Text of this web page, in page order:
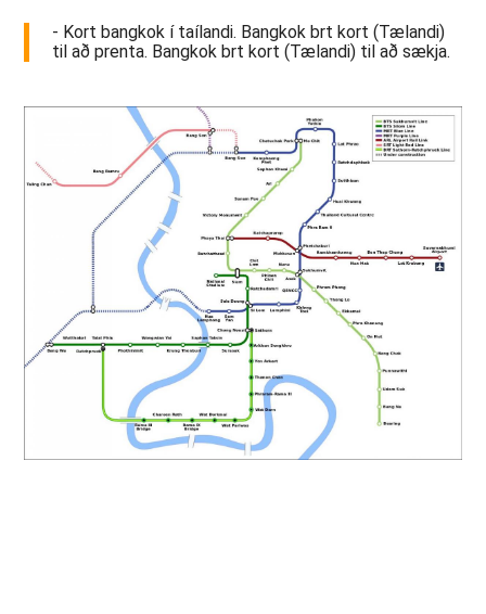
- Kort bangkok í taílandi. Bangkok brt kort (Tælandi)
til að prenta. Bangkok brt kort (Tælandi) til að sækja.